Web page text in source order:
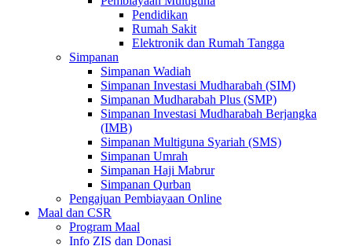
Pendidikan
Rumah Sakit
Elektronik dan Rumah Tangga
Simpanan
Simpanan Wadiah
Simpanan Investasi Mudharabah (SIM)
Simpanan Mudharabah Plus (SMP)
Simpanan Investasi Mudharabah Berjangka
(IMB)
Simpanan Multiguna Syariah (SMS)
Simpanan Umrah
Simpanan Haji Mabrur
Simpanan Qurban
Pengajuan Pembiayaan Online
Maal dan CSR
Program Maal
Info ZIS dan Donasi